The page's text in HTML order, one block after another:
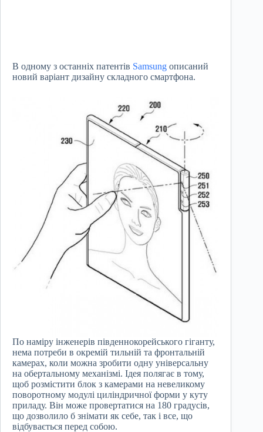
В одному з останніх патентів Samsung описаний
новий варіант дизайну складного смартфона.
По наміру інженерів південнокорейського гіганту,
нема потреби в окремій тильній та фронтальній
камерах, коли можна зробити одну універсальну
на обертальному механізмі. Ідея полягає в тому,
щоб розмістити блок з камерами на невеликому
поворотному модулі циліндричної форми у куту
приладу. Він може провертатися на 180 градусів,
що дозволило б знімати як себе, так і все, що
відбувається перед собою.